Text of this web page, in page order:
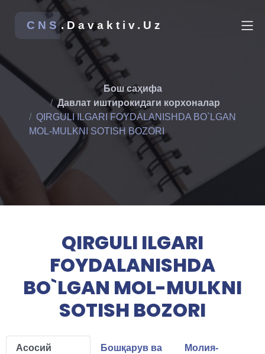
CNS.Davaktiv.Uz
Бош саҳифа
Давлат иштирокидаги корхоналар
QIRGULI ILGARI FOYDALANISHDA BO`LGAN
MOL-MULKNI SOTISH BOZORI
QIRGULI ILGARI
FOYDALANISHDA
BO`LGAN MOL-MULKNI
SOTISH BOZORI
Асосий
Бошқарув ва
Молия-